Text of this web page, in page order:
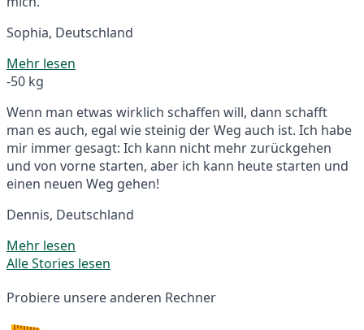
Sophia, Deutschland
Mehr lesen
-50 kg
Wenn man etwas wirklich schaffen will, dann schafft
man es auch, egal wie steinig der Weg auch ist. Ich habe
mir immer gesagt: Ich kann nicht mehr zurückgehen
und von vorne starten, aber ich kann heute starten und
einen neuen Weg gehen!
Dennis, Deutschland
Mehr lesen
Alle Stories lesen
Probiere unsere anderen Rechner